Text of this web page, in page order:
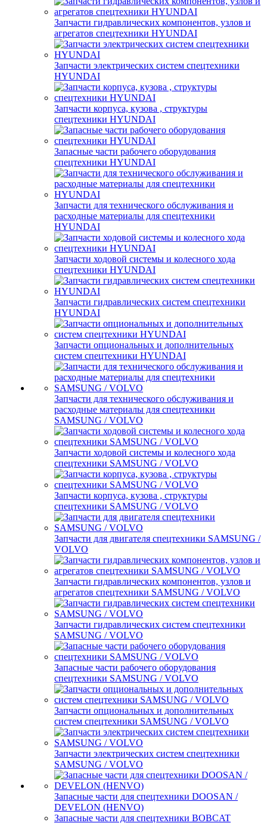
Запчасти гидравлических компонентов, узлов и
агрегатов спецтехники HYUNDAI
Запчасти электрических систем спецтехники
HYUNDAI
Запчасти корпуса, кузова , структуры
спецтехники HYUNDAI
Запасные части рабочего оборудования
спецтехники HYUNDAI
Запчасти для технического обслуживания и
расходные материалы для спецтехники
HYUNDAI
Запчасти ходовой системы и колесного хода
спецтехники HYUNDAI
Запчасти гидравлических систем спецтехники
HYUNDAI
Запчасти опциональных и дополнительных
систем спецтехники HYUNDAI
Запчасти для технического обслуживания и
расходные материалы для спецтехники
SAMSUNG / VOLVO
Запчасти ходовой системы и колесного хода
спецтехники SAMSUNG / VOLVO
Запчасти корпуса, кузова , структуры
спецтехники SAMSUNG / VOLVO
Запчасти для двигателя спецтехники SAMSUNG /
VOLVO
Запчасти гидравлических компонентов, узлов и
агрегатов спецтехники SAMSUNG / VOLVO
Запчасти гидравлических систем спецтехники
SAMSUNG / VOLVO
Запасные части рабочего оборудования
спецтехники SAMSUNG / VOLVO
Запчасти опциональных и дополнительных
систем спецтехники SAMSUNG / VOLVO
Запчасти электрических систем спецтехники
SAMSUNG / VOLVO
Запасные части для спецтехники DOOSAN /
DEVELON (HENVO)
Запасные части для спецтехники BOBCAT